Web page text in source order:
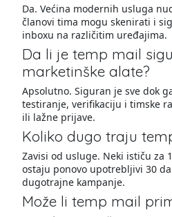
Da. Većina modernih usluga
članovi tima mogu skenirati i
inboxu na različitim uređajima.
Da li je temp mail
marketinške alate?
Apsolutno. Siguran je sve dok
testiranje, verifikaciju i timske
ili lažne prijave.
Koliko dugo traju
Zavisi od usluge. Neki ističu za
ostaju ponovo upotrebljivi 30
dugotrajne kampanje.
Može li temp mail